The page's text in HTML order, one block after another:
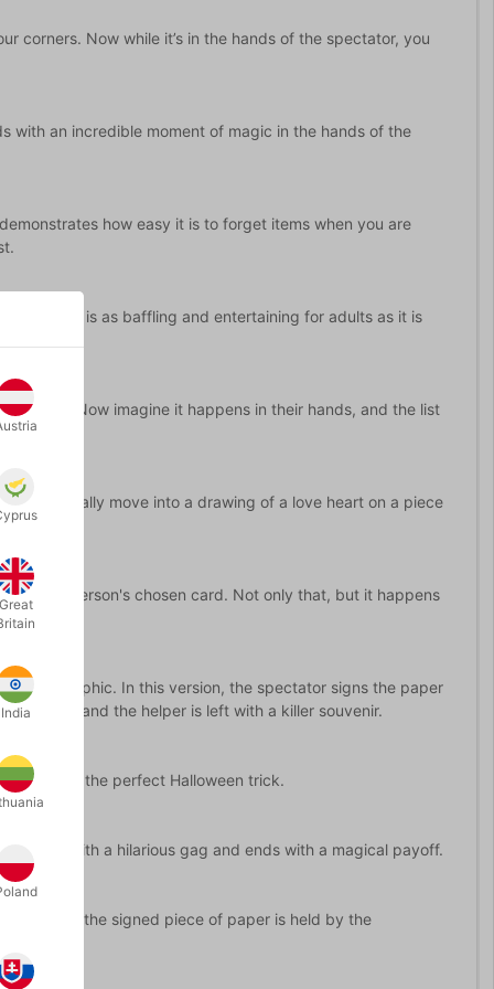
corners. Now while it’s in the hands of the spectator, you
with an incredible moment of magic in the hands of the
how easy it is to forget items when you are
way that is as baffling and entertaining for adults as it is
list. Now imagine it happens in their hands, and the list
magically move into a drawing of a love heart on a piece
a person's chosen card. Not only that, but it happens
Cardiographic. In this version, the spectator signs the paper
close-up, and the helper is left with a killer souvenir.
This is the perfect Halloween trick.
It starts with a hilarious gag and ends with a magical payoff.
while the signed piece of paper is held by the
Great
India